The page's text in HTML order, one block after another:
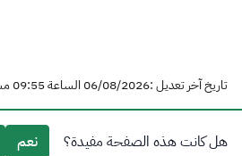
تاريخ آخر تعديل :06/08/2026 الساعة 09:55 مساءً
هل كانت هذه الصفحة مفيدة؟ نعم